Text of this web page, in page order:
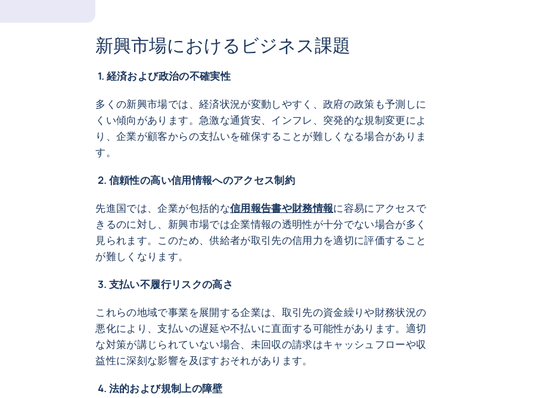
新興市場におけるビジネス課題
1. 経済および政治の不確実性
多くの新興市場では、経済状況が変動しやすく、政府の政策も予測しに
くい傾向があります。急激な通貨安、インフレ、突発的な規制変更によ
り、企業が顧客からの支払いを確保することが難しくなる場合がありま
す。
2. 信頼性の高い信用情報へのアクセス制約
先進国では、企業が包括的な信用報告書や財務情報に容易にアクセスで
きるのに対し、新興市場では企業情報の透明性が十分でない場合が多く
見られます。このため、供給者が取引先の信用力を適切に評価すること
が難しくなります。
3. 支払い不履行リスクの高さ
これらの地域で事業を展開する企業は、取引先の資金繰りや財務状況の
悪化により、支払いの遅延や不払いに直面する可能性があります。適切
な対策が講じられていない場合、未回収の請求はキャッシュフローや収
益性に深刻な影響を及ぼすおそれがあります。
4. 法的および規制上の障壁